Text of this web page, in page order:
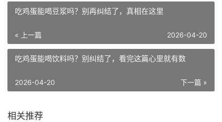
吃鸡蛋能喝豆浆吗？别再纠结了，真相在这里
« 上一篇 2026-04-20
吃鸡蛋能喝饮料吗？别纠结了，看完这篇心里就有数
下一篇 »
2026-04-20
相关推荐